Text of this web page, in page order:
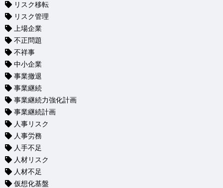
リスク移転
リスク管理
上場企業
不正問題
不祥事
中小企業
事業撤退
事業継続
事業継続力強化計画
事業継続計画
人事リスク
人事労務
人手不足
人材リスク
人材不足
仮想化基盤